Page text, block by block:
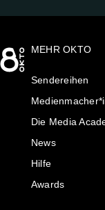
MEHR OKTO
Sendereihen
Die Media
News
Hilfe
Awards